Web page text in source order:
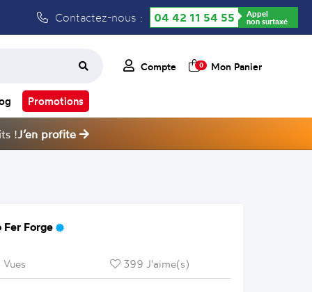
Contactez-nous : 04 42 11 54 55 Appel
non surtaxé
Compte 0 Mon Panier
Promotions
!J’en profite
Fer Forge
399 J'aime(s)